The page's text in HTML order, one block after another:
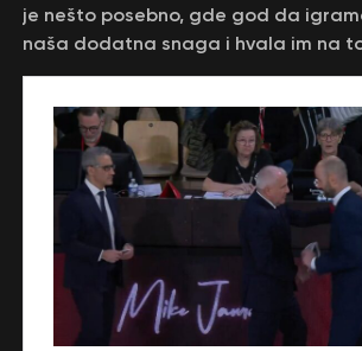
je nešto posebno, gde god da
naša dodatna snaga i hvala im na